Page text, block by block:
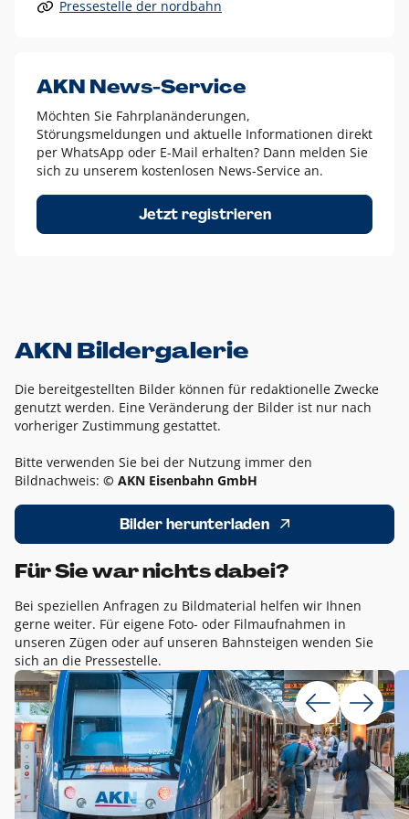
Alle anderen Logo-Varianten dürfen nur in Ausnahmefällen
Diese Ausnahmen sind zum Beispiel:
dem AKN Blau,
weißes Logo auf Fotohintergründen,
schwarzes Logo für reine Schwarz-Weiß-Umsetzungen
Um das Logo herum muss ein Schutzraum von jeweils einer
Höhe bzw. Breite des N aus AKN in alle Richtungen
Pressestelle der nordbahn
AKN News-Service
Möchten Sie Fahrplanänderungen,
Störungsmeldungen und aktuelle Informationen direkt
per WhatsApp oder E-Mail erhalten? Dann melden Sie
sich zu unserem kostenlosen News-Service an.
Jetzt registrieren
AKN Bildergalerie
Die bereitgestellten Bilder können für redaktionelle Zwecke
genutzt werden. Eine Veränderung der Bilder ist nur nach
vorheriger Zustimmung gestattet.
Bitte verwenden Sie bei der Nutzung immer den
Bildnachweis: © AKN Eisenbahn GmbH
Bilder herunterladen
Für Sie war nichts dabei?
Bei speziellen Anfragen zu Bildmaterial helfen wir Ihnen
gerne weiter. Für eigene Foto- oder Filmaufnahmen in
unseren Zügen oder auf unseren Bahnsteigen wenden Sie
sich an die Pressestelle.